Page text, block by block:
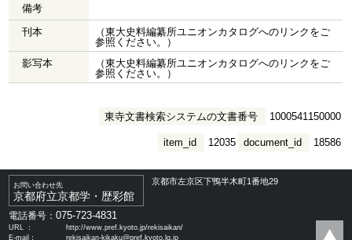
備考
刊本
（東大史料編纂所ユニオンカタログへのリンクをご
参照ください。）
影写本
（東大史料編纂所ユニオンカタログへのリンクをご
参照ください。）
東寺文書検索システムの文書番号 1000541150000
document_id 18586
item_id 12035
お問い合わせ先
京都府立京都学・歴彩館
京都市左京区下鴨半木町1番地29
電話番号：075-723-4831
URL ：
http://www.pref.kyoto.jp/rekisaikan/
E-mail：
rekisaikan-kikaku@pref.kyoto.lg.jp